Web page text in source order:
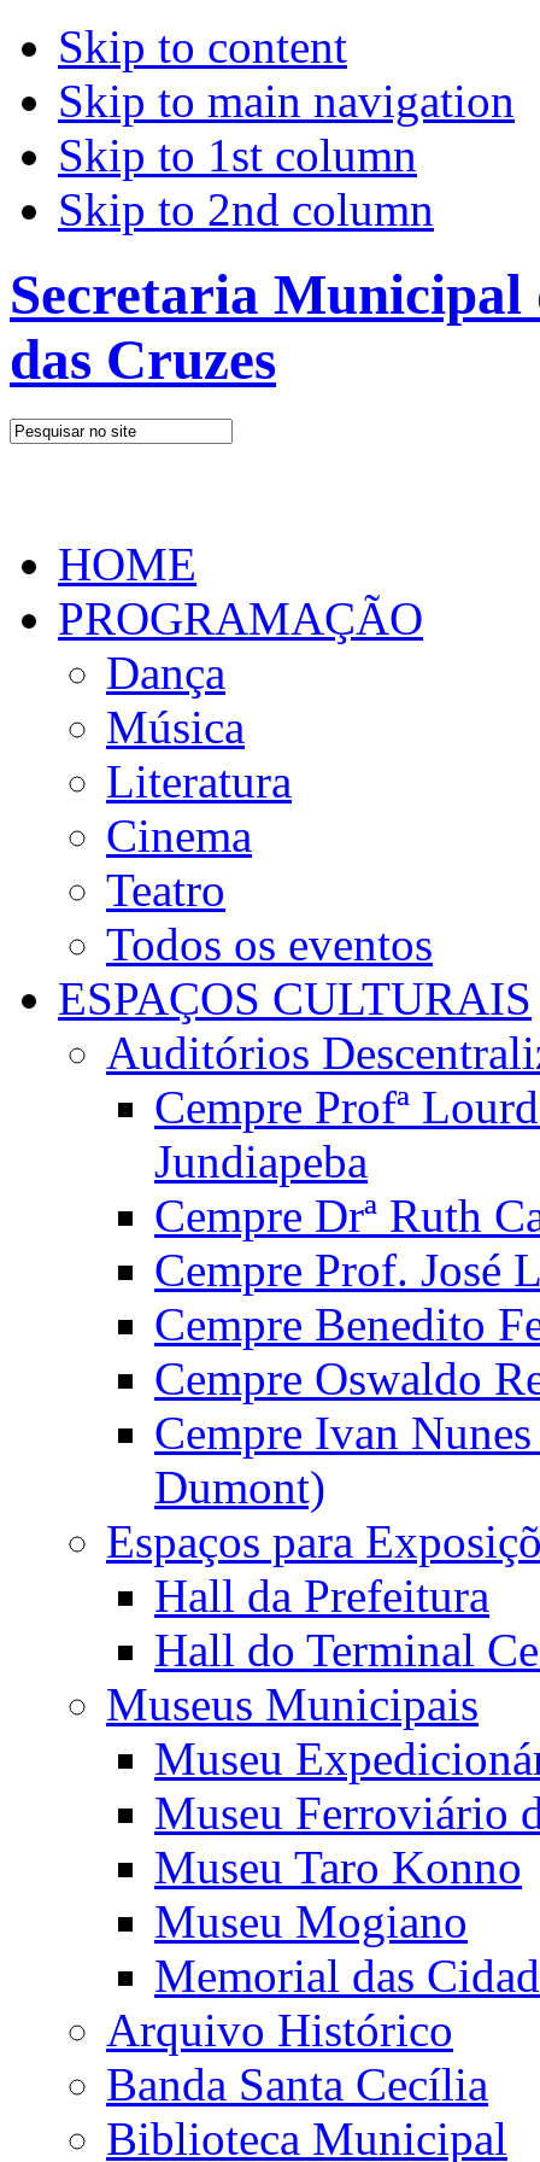
Skip to content
Skip to main navigation
Skip to 1st column
Skip to 2nd column
Secretaria
das Cruzes
HOME
PROGRAMAÇÃO
Dança
Música
Literatura
Cinema
Teatro
Todos os eventos
ESPAÇOS CULTURAIS
Auditórios
Cempre Profª
Jundiapeba
Cempre Drª Ruth
Cempre Prof. José
Cempre Benedito
Cempre Oswaldo
Cempre Ivan
Dumont)
Espaços para
Hall da Prefeitura
Hall do Terminal
Museus Municipais
Museu
Museu Ferroviário
Museu Taro Konno
Museu Mogiano
Memorial das
Arquivo Histórico
Banda Santa Cecília
Biblioteca Municipal